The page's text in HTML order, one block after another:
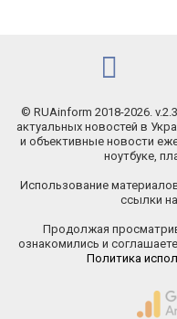
© RUAinform 2018-2026.
актуальных новостей в
и объективные новости
ноутбуке,
Использование
ссылки
Продолжая
ознакомились и
Политика